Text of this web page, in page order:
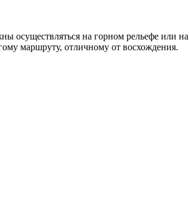
осуществляться на горном рельефе или
маршруту, отличному от восхождения.